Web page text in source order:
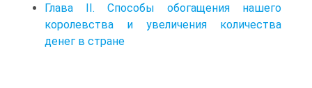
Глава II. Способы обогащения нашего
королевства и увеличения количества
денег в стране